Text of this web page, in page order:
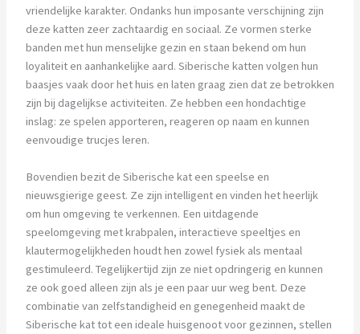
vriendelijke karakter. Ondanks hun imposante verschijning zijn
deze katten zeer zachtaardig en sociaal. Ze vormen sterke
banden met hun menselijke gezin en staan bekend om hun
loyaliteit en aanhankelijke aard. Siberische katten volgen hun
baasjes vaak door het huis en laten graag zien dat ze betrokken
zijn bij dagelijkse activiteiten. Ze hebben een hondachtige
inslag: ze spelen apporteren, reageren op naam en kunnen
eenvoudige trucjes leren.
Bovendien bezit de Siberische kat een speelse en
nieuwsgierige geest. Ze zijn intelligent en vinden het heerlijk
om hun omgeving te verkennen. Een uitdagende
speelomgeving met krabpalen, interactieve speeltjes en
klautermogelijkheden houdt hen zowel fysiek als mentaal
gestimuleerd. Tegelijkertijd zijn ze niet opdringerig en kunnen
ze ook goed alleen zijn als je een paar uur weg bent. Deze
combinatie van zelfstandigheid en genegenheid maakt de
Siberische kat tot een ideale huisgenoot voor gezinnen, stellen